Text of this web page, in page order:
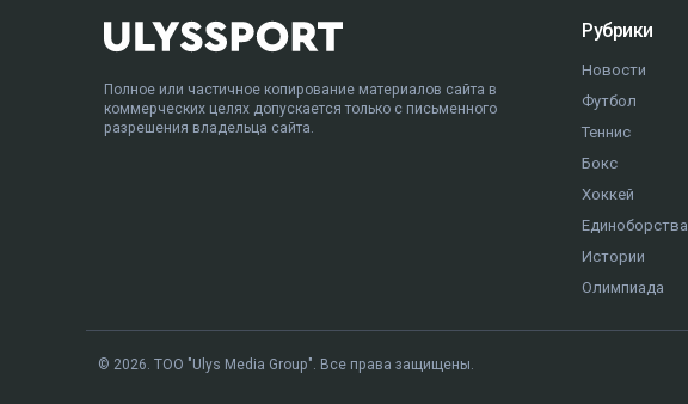
Полное или частичное копирование материалов сайта в
коммерческих целях допускается только с письменного
разрешения владельца сайта.
Рубрики
Новости
Футбол
Теннис
Бокс
Хоккей
Единоборства
Истории
Олимпиада
© 2026. ТОО "Ulys Media Group". Все права защищены.